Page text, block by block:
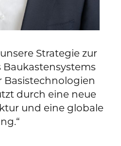
Strategie zur
durch eine neue
und eine globale